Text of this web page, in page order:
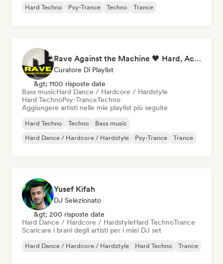
Hard Techno
Psy-Trance Techno Trance
Rave Against the Machine 🖤 Hard, Acid & Dark Techno
Curatore Di Playlist
&gt; 1100 risposte date
Bass musicHard Dance / Hardcore / Hardstyle
Hard TechnoPsy-TranceTechno
Aggiungere artisti nelle mie playlist più seguite
Hard Techno Techno
Bass music
Hard Dance / Hardcore / Hardstyle
Psy-Trance Trance
Yusef Kifah
DJ Selezionato
&gt; 200 risposte date
Hard Dance / Hardcore / HardstyleHard TechnoTrance
Scaricare i brani degli artisti per i miei DJ set
Hard Dance / Hardcore / Hardstyle Hard Techno Trance